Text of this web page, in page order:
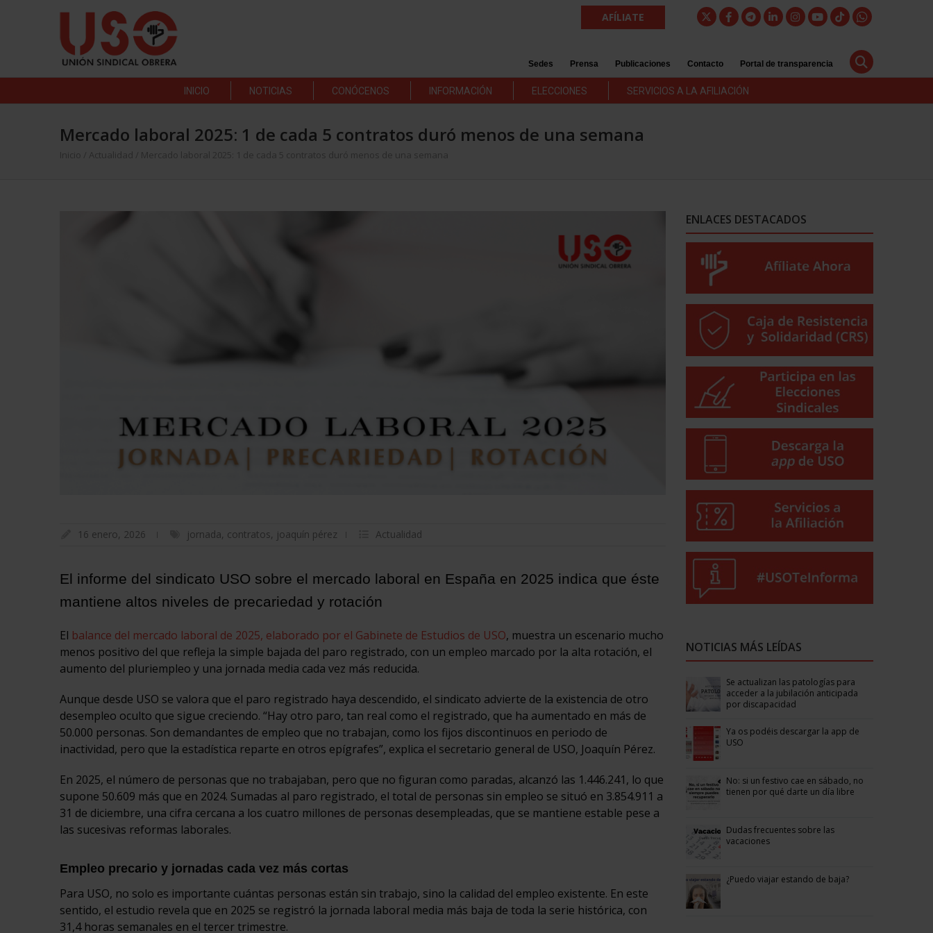
AFÍLIATE
Sedes Prensa Publicaciones Contacto Portal de transparencia
INICIO NOTICIAS CONÓCENOS INFORMACIÓN ELECCIONES SERVICIOS A LA AFILIACIÓN
Mercado laboral 2025: 1 de cada 5 contratos duró menos de una semana
Inicio Actualidad Mercado laboral 2025: 1 de cada 5 contratos duró menos de una semana
16 enero, 2026 jornada, contratos, joaquín pérez Actualidad
El informe del sindicato USO sobre el mercado laboral en España en 2025 indica que éste
mantiene altos niveles de precariedad y rotación
El balance del mercado laboral de 2025, elaborado por el Gabinete de Estudios de USO, muestra un escenario mucho
menos positivo del que refleja la simple bajada del paro registrado, con un empleo marcado por la alta rotación, el
aumento del pluriempleo y una jornada media cada vez más reducida.
Aunque desde USO se valora que el paro registrado haya descendido, el sindicato advierte de la existencia de otro
desempleo oculto que sigue creciendo. “Hay otro paro, tan real como el registrado, que ha aumentado en más de
50.000 personas. Son demandantes de empleo que no trabajan, como los fijos discontinuos en periodo de
inactividad, pero que la estadística reparte en otros epígrafes”, explica el secretario general de USO, Joaquín Pérez.
En 2025, el número de personas que no trabajaban, pero que no figuran como paradas, alcanzó las 1.446.241, lo que
supone 50.609 más que en 2024. Sumadas al paro registrado, el total de personas sin empleo se situó en 3.854.911 a
31 de diciembre, una cifra cercana a los cuatro millones de personas desempleadas, que se mantiene estable pese a
las sucesivas reformas laborales.
Empleo precario y jornadas cada vez más cortas
Para USO, no solo es importante cuántas personas están sin trabajo, sino la calidad del empleo existente. En este
sentido, el estudio revela que en 2025 se registró la jornada laboral media más baja de toda la serie histórica, con
31,4 horas semanales en el tercer trimestre.
ENLACES DESTACADOS
NOTICIAS MÁS LEÍDAS
Se actualizan las patologías para
acceder a la jubilación anticipada
por discapacidad
Ya os podéis descargar la app de
USO
No: si un festivo cae en sábado, no
tienen por qué darte un día libre
Dudas frecuentes sobre las
vacaciones
¿Puedo viajar estando de baja?